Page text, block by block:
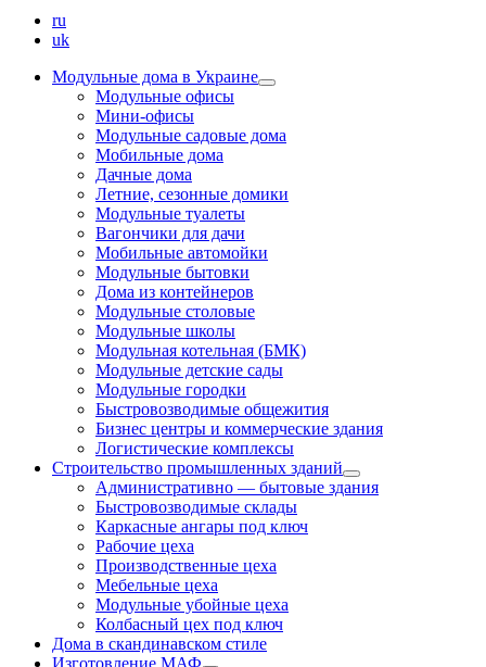
ru
uk
Модульные дома в Украине
Модульные офисы
Мини-офисы
Модульные садовые дома
Мобильные дома
Дачные дома
Летние, сезонные домики
Модульные туалеты
Вагончики для дачи
Мобильные автомойки
Модульные бытовки
Дома из контейнеров
Модульные столовые
Модульные школы
Модульная котельная (БМК)
Модульные детские сады
Модульные городки
Быстровозводимые общежития
Бизнес центры и коммерческие здания
Логистические комплексы
Строительство промышленных зданий
Административно — бытовые здания
Быстровозводимые склады
Каркасные ангары под ключ
Рабочие цеха
Производственные цеха
Мебельные цеха
Модульные убойные цеха
Колбасный цех под ключ
Дома в скандинавском стиле
Изготовление МАФ